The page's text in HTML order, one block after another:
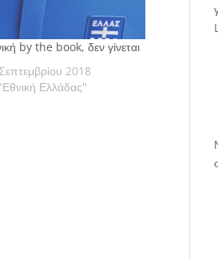
by the book, δεν γίνεται
2018
Ελλάδας"